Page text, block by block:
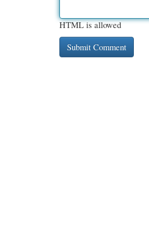
HTML is allowed